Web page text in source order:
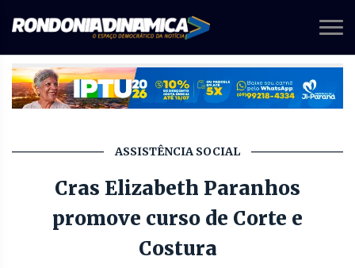
ASSISTÊNCIA SOCIAL
Cras Elizabeth Paranhos
promove curso de Corte e
Costura